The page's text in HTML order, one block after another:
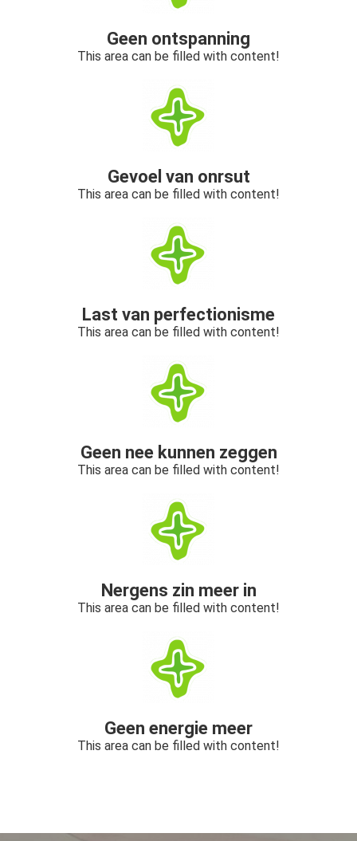
Geen ontspanning
This area can be filled with content!
Gevoel van onrsut
This area can be filled with content!
Last van perfectionisme
This area can be filled with content!
Geen nee kunnen zeggen
This area can be filled with content!
Nergens zin meer in
This area can be filled with content!
Geen energie meer
This area can be filled with content!